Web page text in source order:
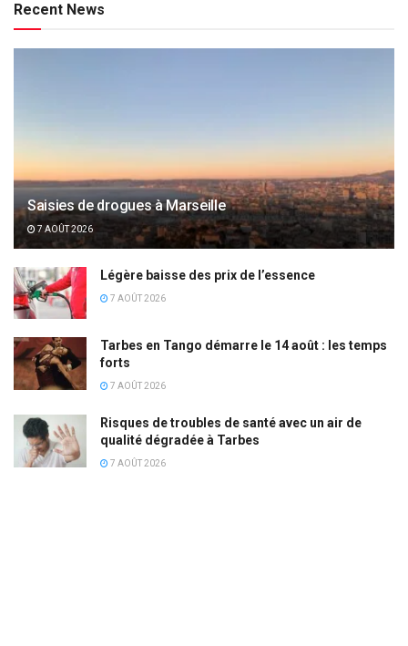
Recent News
Saisies de drogues à Marseille
7 AOÛT 2026
Légère baisse des prix de l’essence
7 AOÛT 2026
Tarbes en Tango démarre le 14 août : les temps
forts
7 AOÛT 2026
Risques de troubles de santé avec un air de
qualité dégradée à Tarbes
7 AOÛT 2026